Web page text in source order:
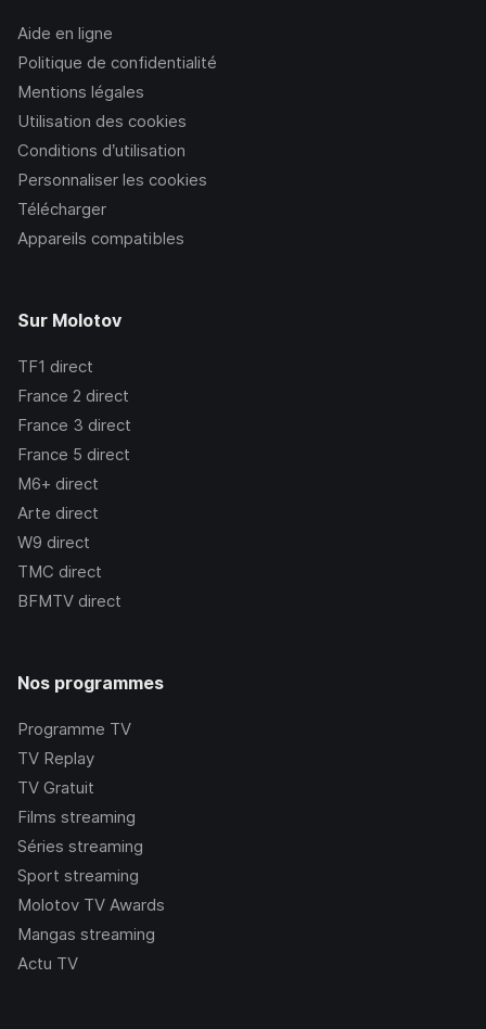
Aide en ligne
Politique de confidentialité
Mentions légales
Utilisation des cookies
Conditions d’utilisation
Personnaliser les cookies
Télécharger
Appareils compatibles
Sur Molotov
TF1 direct
France 2 direct
France 3 direct
France 5 direct
M6+ direct
Arte direct
W9 direct
TMC direct
BFMTV direct
Nos programmes
Programme TV
TV Replay
TV Gratuit
Films streaming
Séries streaming
Sport streaming
Molotov TV Awards
Mangas streaming
Actu TV